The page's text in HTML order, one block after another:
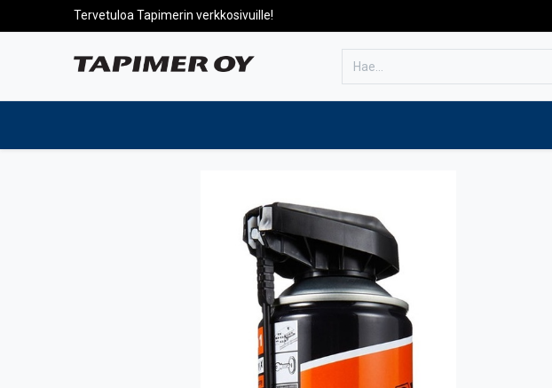
Tervetuloa Tapimerin verkkosivuille!